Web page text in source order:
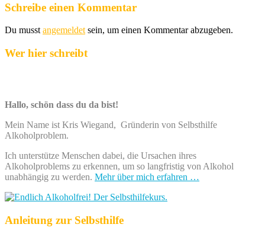
Schreibe einen Kommentar
Du musst angemeldet sein, um einen Kommentar abzugeben.
Wer hier schreibt
Hallo, schön dass du da bist!
Mein Name ist Kris Wiegand, Gründerin von Selbsthilfe
Alkoholproblem.
Ich unterstütze Menschen dabei, die Ursachen ihres
Alkoholproblems zu erkennen, um so langfristig von Alkohol
unabhängig zu werden. Mehr über mich erfahren …
Anleitung zur Selbsthilfe